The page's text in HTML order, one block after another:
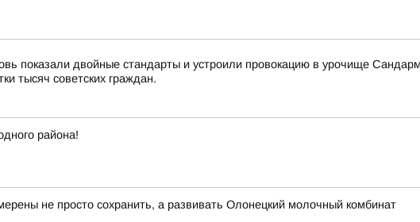
показали двойные стандарты и устроили провокацию в урочище
тысяч советских граждан.
района!
не просто сохранить, а развивать Олонецкий молочный комбинат